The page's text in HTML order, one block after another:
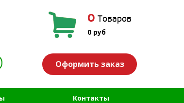
0 Товаров
0 руб
Оформить заказ
Контакты